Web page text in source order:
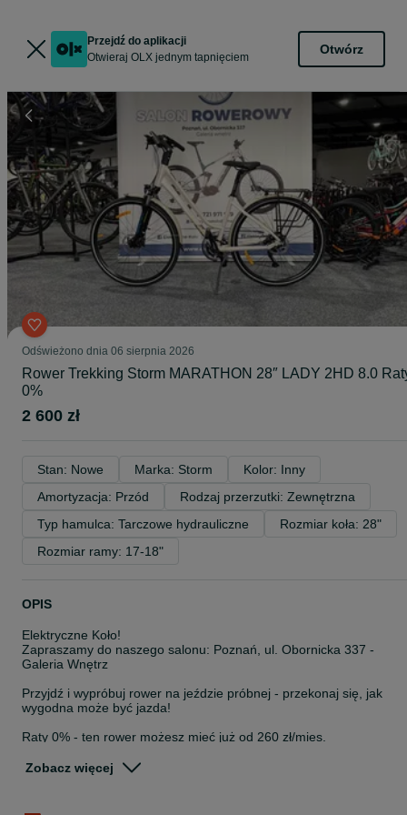
Przejdź do aplikacji
Otwieraj OLX jednym tapnięciem
Otwórz
Odświeżono dnia 06 sierpnia 2026
Rower Trekking Storm MARATHON 28″ LADY 2HD 8.0
0%
2 600 zł
Stan: Nowe Marka: Storm
Kolor: Inny
Amortyzacja: Przód
Rodzaj przerzutki: Zewnętrzna
Typ hamulca: Tarczowe hydrauliczne
Rozmiar koła: 28"
Rozmiar ramy: 17-18"
OPIS
Elektryczne Koło!
Zapraszamy do naszego salonu: Poznań, ul. Obornicka 337 -
Galeria Wnętrz
Przyjdź i wypróbuj rower na jeździe próbnej - przekonaj się, jak
wygodna może być jazda!
Raty 0% - ten rower możesz mieć już od 260 zł/mies.
Zobacz więcej